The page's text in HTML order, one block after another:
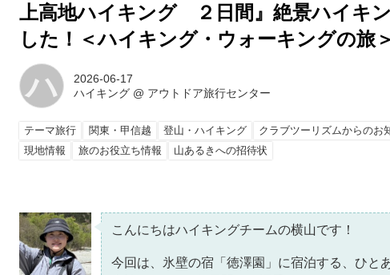
上高地ハイキング ２日間』絶景ハイキ
した！＜ハイキング・ウォーキングの旅＞
ハ
2026-06-17
ハイキング @ アウトドア旅行センター
テーマ旅行 関東・甲信越 登山・ハイキング クラブツーリズムからのお
現地情報
旅のお役立ち情報 山あるきへの招待状
こんにちはハイキングチームの横山です！
今回は、氷壁の宿「徳澤園」に宿泊する、ひと